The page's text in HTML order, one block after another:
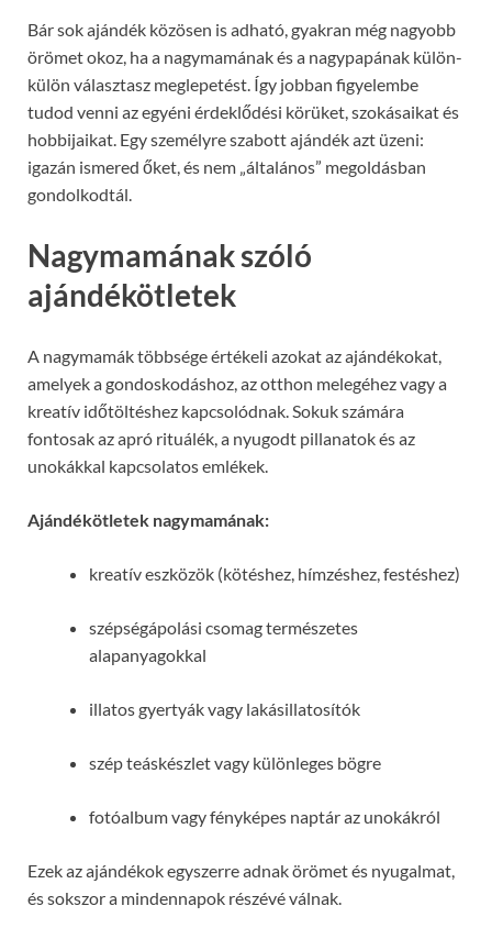
Bár sok ajándék közösen is adható, gyakran még nagyobb
örömet okoz, ha a nagymamának és a nagypapának külön-
külön választasz meglepetést. Így jobban figyelembe
tudod venni az egyéni érdeklődési körüket, szokásaikat és
hobbijaikat. Egy személyre szabott ajándék azt üzeni:
igazán ismered őket, és nem „általános” megoldásban
gondolkodtál.
Nagymamának szóló
ajándékötletek
A nagymamák többsége értékeli azokat az ajándékokat,
amelyek a gondoskodáshoz, az otthon melegéhez vagy a
kreatív időtöltéshez kapcsolódnak. Sokuk számára
fontosak az apró rituálék, a nyugodt pillanatok és az
unokákkal kapcsolatos emlékek.
Ajándékötletek nagymamának:
kreatív eszközök (kötéshez, hímzéshez, festéshez)
szépségápolási csomag természetes
alapanyagokkal
illatos gyertyák vagy lakásillatosítók
szép teáskészlet vagy különleges bögre
fotóalbum vagy fényképes naptár az unokákról
Ezek az ajándékok egyszerre adnak örömet és nyugalmat,
és sokszor a mindennapok részévé válnak.